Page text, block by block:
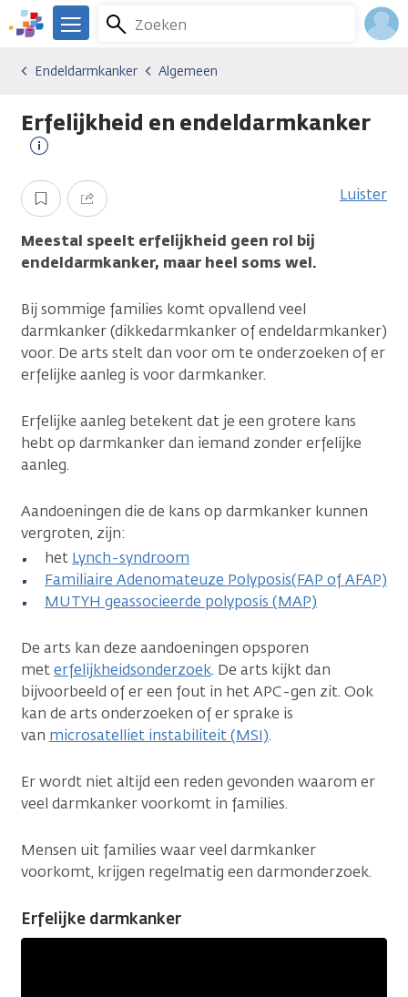
Overslaan
en
gaan
We
er
je.
Kanker.nl
Zoeken
Menu
Kankersoorten
Endeldarmkanker
Algemeen
Endeldarmkanker Algemeen
Erfelijkheid en endeldarmkanker
informatie
Opslaan Delen Luister
Meestal speelt erfelijkheid geen rol bij
endeldarmkanker, maar heel soms wel.
Bij sommige families komt opvallend veel
darmkanker (dikkedarmkanker of endeldarmkanker)
voor. De arts stelt dan voor om te onderzoeken of er
erfelijke aanleg is voor darmkanker.
Erfelijke aanleg betekent dat je een grotere kans
hebt op darmkanker dan iemand zonder erfelijke
aanleg.
Aandoeningen die de kans op darmkanker kunnen
vergroten, zijn:
het Lynch-syndroom
Familiaire Adenomateuze Polyposis(FAP of AFAP)
MUTYH geassocieerde polyposis (MAP)
De arts kan deze aandoeningen opsporen
meterfelijkheidsonderzoek. De arts kijkt dan
bijvoorbeeld of er een fout in het APC-gen zit. Ook
kan de arts onderzoeken of er sprake is
van microsatelliet instabiliteit (MSI).
Er wordt niet altijd een reden gevonden waarom er
veel darmkanker voorkomt in families.
Mensen uit families waar veel darmkanker
voorkomt, krijgen regelmatig een darmonderzoek.
Erfelijke darmkanker